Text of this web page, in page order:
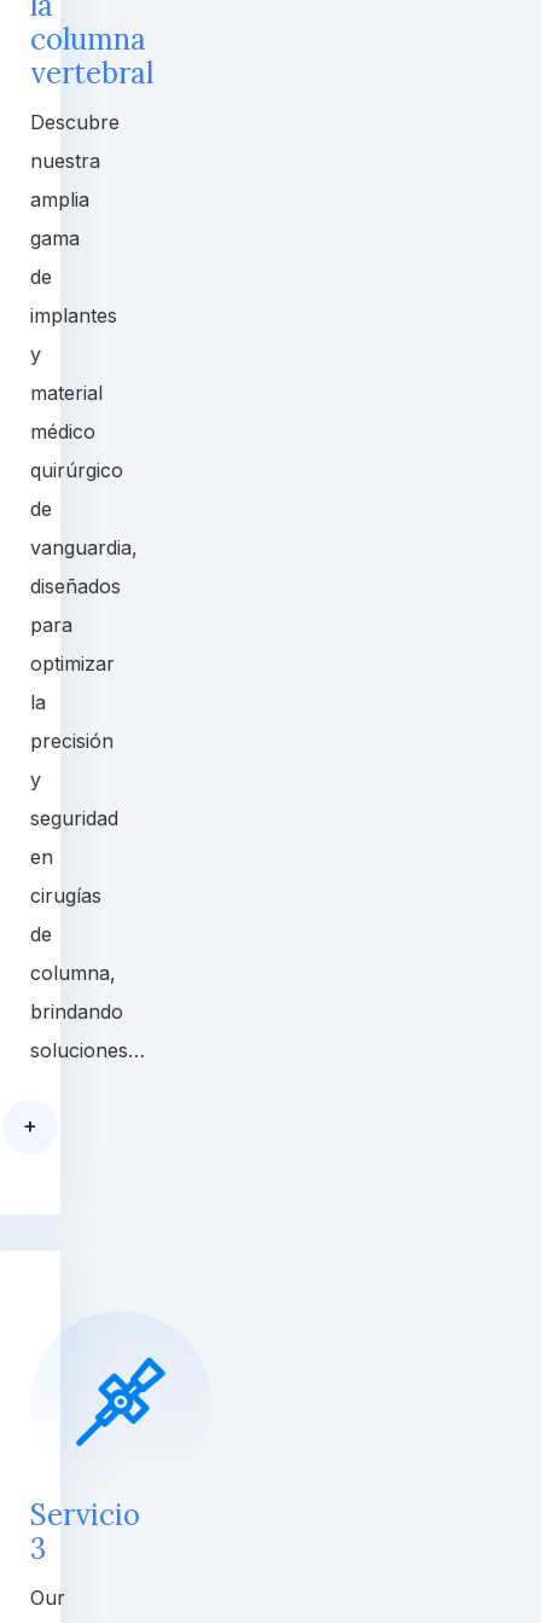
columna
vertebral
Descubre
nuestra
amplia
gama
de
implantes
y
material
médico
quirúrgico
de
vanguardia,
diseñados
para
optimizar
la
precisión
y
seguridad
en
cirugías
de
columna,
brindando
soluciones…
+
Servicio
3
Our